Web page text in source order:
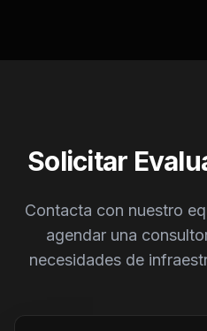
Solicitar
Contacta con nuestro
agendar una
necesidades de